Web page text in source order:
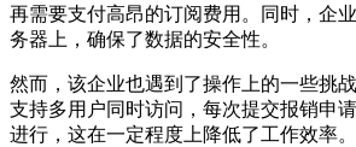
再需要支付高昂的订阅费用。同时，企
务器上，确保了数据的安全性。
然而，该企业也遇到了操作上的一些挑
支持多用户同时访问，每次提交报销申
进行，这在一定程度上降低了工作效率